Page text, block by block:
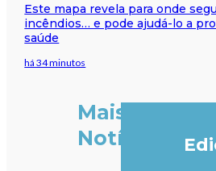
Este mapa revela para onde
incêndios… e pode ajudá-lo a
saúde
há 34 minutos
Mais
Notícias